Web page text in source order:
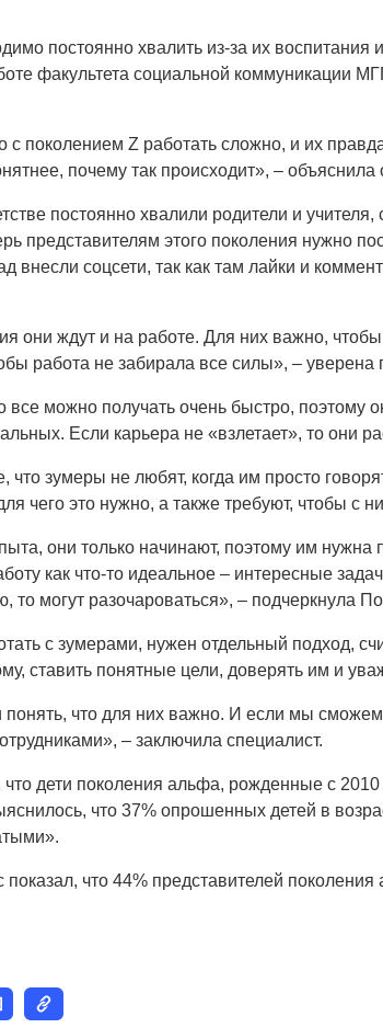
постоянно хвалить из-за их воспитания
факультета социальной коммуникации
поколением Z работать сложно, и их
почему так происходит», – объяснила
постоянно хвалили родители и учителя,
представителям этого поколения нужно
внесли соцсети, так как там лайки и
они ждут и на работе. Для них важно,
работа не забирала все силы», – уверена
можно получать очень быстро, поэтому
Если карьера не «взлетает», то они
зумеры не любят, когда им просто
чего это нужно, а также требуют, чтобы с
они только начинают, поэтому им
как что-то идеальное – интересные
то могут разочароваться», – подчеркнула
с зумерами, нужен отдельный подход,
ставить понятные цели, доверять им и
что для них важно. И если мы сможем
– заключила специалист.
дети поколения альфа, рожденные с
что 37% опрошенных детей в
что 44% представителей